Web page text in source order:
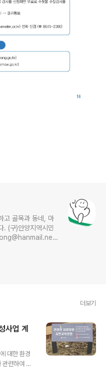
고 골목과 동네, 마
더보기
업 계
대한 환경
련하여 안